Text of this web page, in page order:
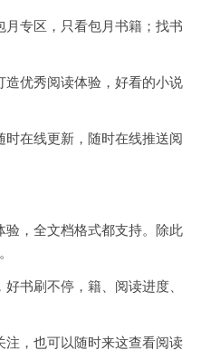
专区，只看包月书籍；找书
造优秀阅读体验，好看的小说
在线更新，随时在线推送阅
验，全文档格式都支持。除此
书刷不停，籍、阅读进度、
，也可以随时来这查看阅读